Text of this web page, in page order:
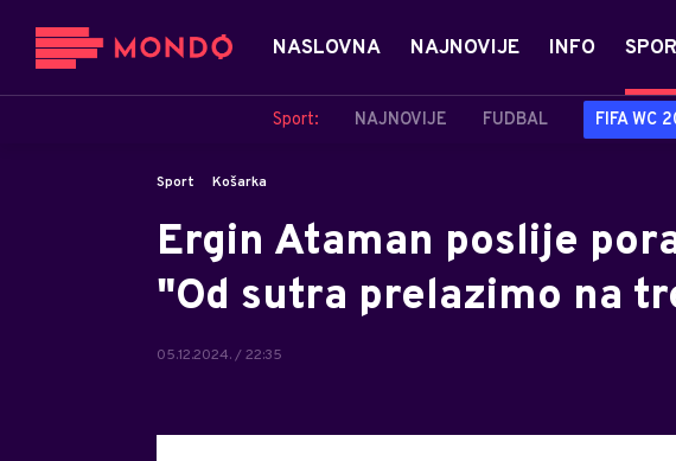
NASLOVNA NAJNOVIJE INFO
Sport: NAJNOVIJE FUDBAL FIFA WC
Sport Košarka
Ergin Ataman poslije
"Od sutra prelazimo na
05.12.2024. / 22:35